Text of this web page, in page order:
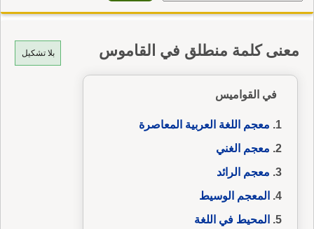
بلا تشكيل معنى كلمة منطلق في القاموس
في القواميس
معجم اللغة العربية المعاصرة
معجم الغني
معجم الرائد
المعجم الوسيط
المحيط في اللغة